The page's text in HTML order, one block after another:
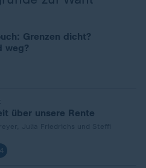
Grenzen dicht?
weg?
über unsere Rente